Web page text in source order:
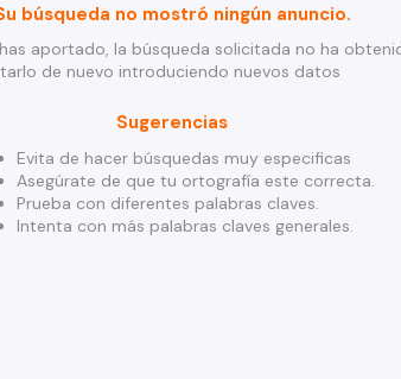
búsqueda no mostró ningún anuncio.
aportado, la búsqueda solicitada no ha
de nuevo introduciendo nuevos datos
Sugerencias
Evita de hacer búsquedas muy especificas
Asegúrate de que tu ortografía este correcta.
Prueba con diferentes palabras claves.
Intenta con más palabras claves generales.